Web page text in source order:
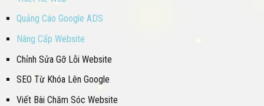
Quảng Cáo Google ADS
Nâng Cấp Website
Chỉnh Sửa Gỡ Lỗi Website
SEO Từ Khóa Lên Google
Viết Bài Chăm Sóc Website